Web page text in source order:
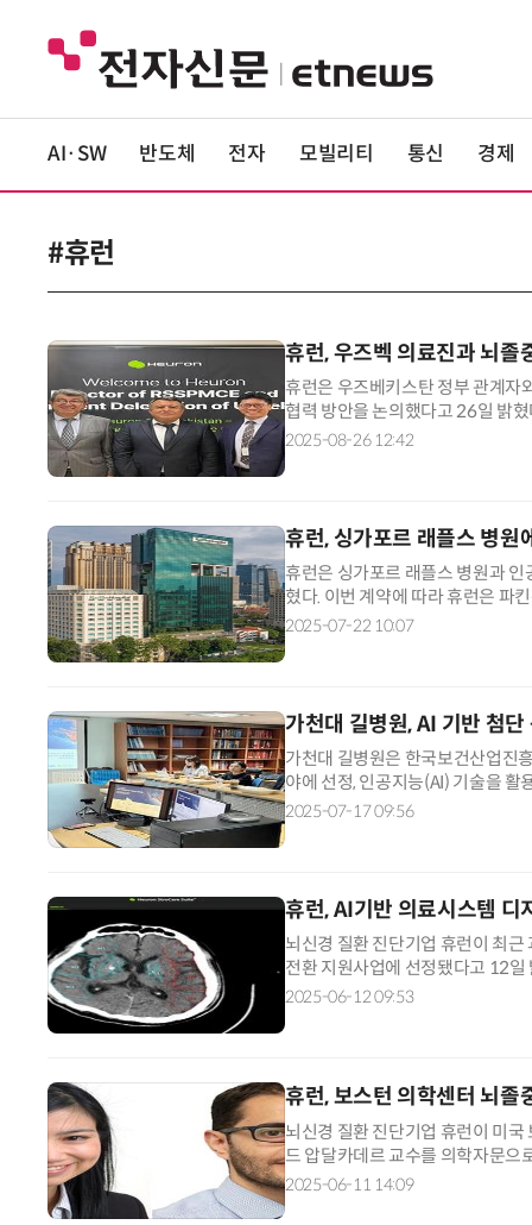
AI·SW 반도체 전자 모빌리티 통신 경제
#휴런
휴런, 우즈벡 의료진과 뇌졸
휴런은 우즈베키스탄 정부 관계자
협력 방안을 논의했다고 26일 밝
키스탄 보건부 과학·교육·혁신부
2025-08-26 12:42
휴런, 싱가포르 래플스 병원
휴런은 싱가포르 래플스 병원과
혔다. 이번 계약에 따라 휴런은 파
진단 보조AI 솔루션 '휴런AD'를 래
2025-07-22 10:07
가천대 길병원, AI 기반 첨단
가천대 길병원은 한국보건산업진
야에 선정, 인공지능(AI) 기술을 활
업으로 가천대 길병원 응급의학과
2025-07-17 09:56
휴런, AI기반 의료시스템 디
뇌신경 질환 진단기업 휴런이 최
전환 지원사업에 선정됐다고 12일
다기관 실증·활용 효과를 평가하
2025-06-12 09:53
휴런, 보스턴 의학센터 뇌졸
뇌신경 질환 진단기업 휴런이 미
드 압달카데르 교수를 의학자문으
상의학 분야 권위자로 급성 뇌졸
2025-06-11 14:09